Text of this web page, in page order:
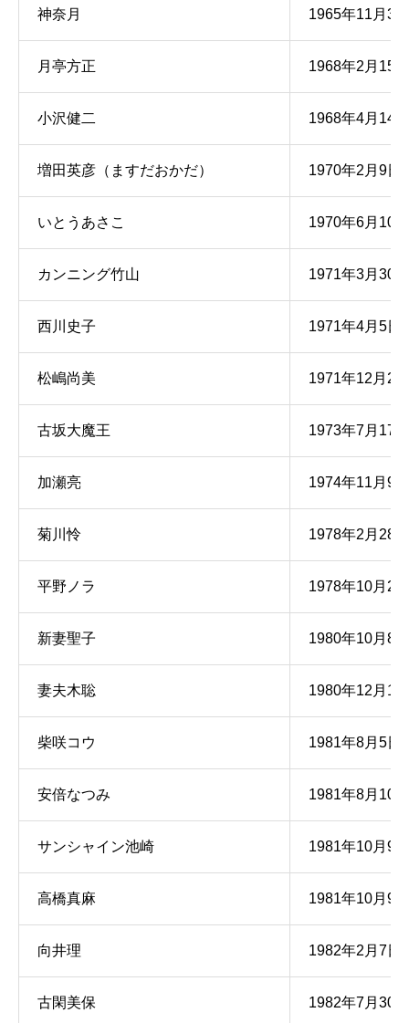
神奈月 1965年11月3日
月亭方正 1968年2月15日
小沢健二 1968年4月14日
増田英彦（ますだおかだ） 1970年2月9日
いとうあさこ 1970年6月10日
カンニング竹山 1971年3月30日
西川史子 1971年4月5日
松嶋尚美 1971年12月2日
古坂大魔王 1973年7月17日
加瀬亮 1974年11月9日
菊川怜 1978年2月28日
平野ノラ 1978年10月20
新妻聖子 1980年10月8日
妻夫木聡 1980年12月13
柴咲コウ 1981年8月5日
安倍なつみ 1981年8月10日
サンシャイン池崎 1981年10月9日
高橋真麻 1981年10月9日
向井理 1982年2月7日
古閑美保 1982年7月30日